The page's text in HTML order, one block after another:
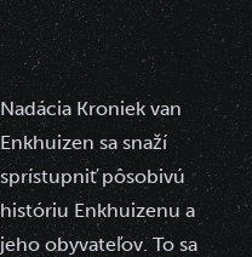
Nadácia Kroniek van
Enkhuizen sa snaží
sprístupniť pôsobivú
históriu Enkhuizenu a
jeho obyvateľov. To sa